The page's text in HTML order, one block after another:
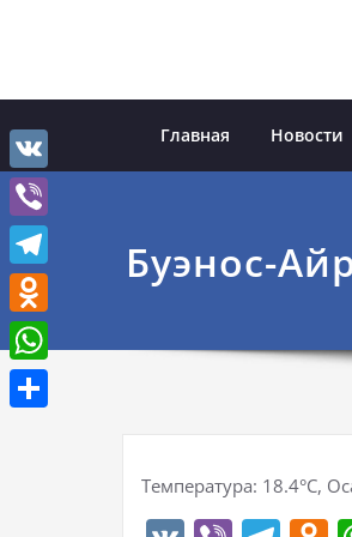
Главная Новости
Буэнос-
Температура: 18.4°C,
VK
Viber
Telegram
Odnoklassniki
WhatsApp